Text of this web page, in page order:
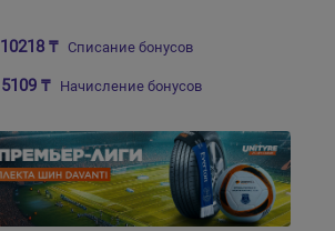
10218 ₸ Списание бонусов
5109 ₸ Начисление бонусов